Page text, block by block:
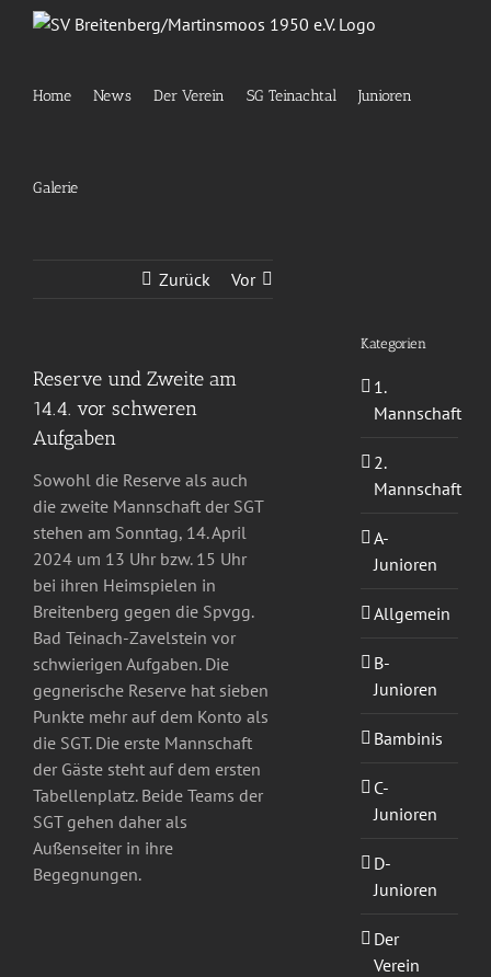
Home News Der Verein SG Teinachtal Junioren
Galerie
Zurück Vor
Reserve und Zweite am
14.4. vor schweren
Aufgaben
Sowohl die Reserve als auch
die zweite Mannschaft der SGT
stehen am Sonntag, 14. April
2024 um 13 Uhr bzw. 15 Uhr
bei ihren Heimspielen in
Breitenberg gegen die Spvgg.
Bad Teinach-Zavelstein vor
schwierigen Aufgaben. Die
gegnerische Reserve hat sieben
Punkte mehr auf dem Konto als
die SGT. Die erste Mannschaft
der Gäste steht auf dem ersten
Tabellenplatz. Beide Teams der
SGT gehen daher als
Außenseiter in ihre
Begegnungen.
Kategorien
1.
Mannschaft
2.
Mannschaft
A-
Junioren
Allgemein
B-
Junioren
Bambinis
C-
Junioren
D-
Junioren
Der
Verein